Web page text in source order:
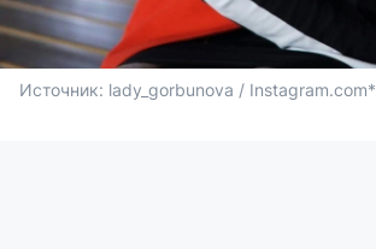
Источник: lady_gorbunova / Instagram.com*